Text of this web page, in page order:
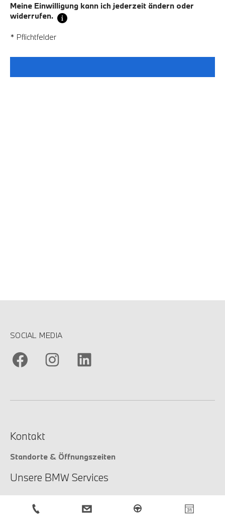
Meine Einwilligung kann ich jederzeit ändern oder
widerrufen.
* Pflichtfelder
SOCIAL MEDIA
Kontakt
Standorte & Öffnungszeiten
Unsere BMW Services
Unsere Services
Service-Anfrage